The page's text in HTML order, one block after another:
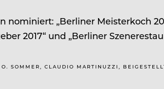
„Berliner Meisterkoch
2017“ und „Berliner
SOMMER, CLAUDIO MARTINUZZI,